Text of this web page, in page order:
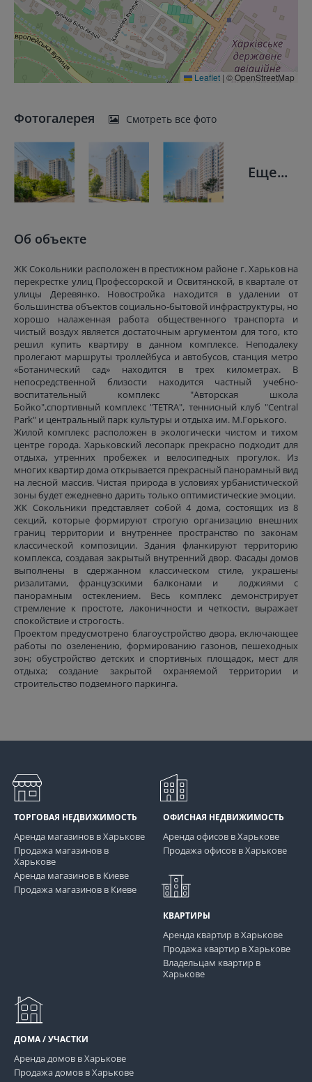
Leaflet | © OpenStreetMap
Фотогалерея Смотреть все фото
Еще...
Об объекте
ЖК Сокольники расположен в престижном районе г. Харьков на
перекрестке улиц Профессорской и Освитянской, в квартале от
улицы Деревянко. Новостройка находится в удалении от
большинства объектов социально-бытовой инфраструктуры, но
хорошо налаженная работа общественного транспорта и
чистый воздух является достаточным аргументом для того, кто
решил купить квартиру в данном комплексе. Неподалеку
пролегают маршруты троллейбуса и автобусов, станция метро
«Ботанический сад» находится в трех километрах. В
непосредственной близости находится частный учебно-
воспитательный комплекс "Авторская школа
Бойко",спортивный комплекс "TETRA", теннисный клуб "Central
Park" и центральный парк культуры и отдыха им. М.Горького.
Жилой комплекс расположен в экологически чистом и тихом
центре города. Харьковский лесопарк прекрасно подходит для
отдыха, утренних пробежек и велосипедных прогулок. Из
многих квартир дома открывается прекрасный панорамный вид
на лесной массив. Чистая природа в условиях урбанистической
зоны будет ежедневно дарить только оптимистические эмоции.
ЖК Сокольники представляет собой 4 дома, состоящих из 8
секций, которые формируют строгую организацию внешних
границ территории и внутреннее пространство по законам
классической композиции. Здания фланкируют территорию
комплекса, создавая закрытый внутренний двор. Фасады домов
выполнены в сдержанном классическом стиле, украшены
ризалитами, французскими балконами и лоджиями с
панорамным остеклением. Весь комплекс демонстрирует
стремление к простоте, лаконичности и четкости, выражает
спокойствие и строгость.
Проектом предусмотрено благоустройство двора, включающее
работы по озеленению, формированию газонов, пешеходных
зон; обустройство детских и спортивных площадок, мест для
отдыха; создание закрытой охраняемой территории и
строительство подземного паркинга.
ТОРГОВАЯ НЕДВИЖИМОСТЬ
Аренда магазинов в Харькове
Продажа магазинов в
Харькове
Аренда магазинов в Киеве
Продажа магазинов в Киеве
ОФИСНАЯ НЕДВИЖИМОСТЬ
Аренда офисов в Харькове
Продажа офисов в Харькове
КВАРТИРЫ
Аренда квартир в Харькове
Продажа квартир в Харькове
Владельцам квартир в
Харькове
ДОМА / УЧАСТКИ
Аренда домов в Харькове
Продажа домов в Харькове